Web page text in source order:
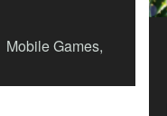
Mobile Games,